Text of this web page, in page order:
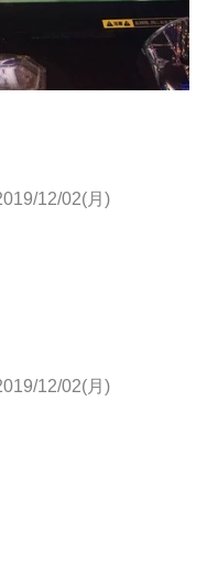
12/02(月)
12/02(月)